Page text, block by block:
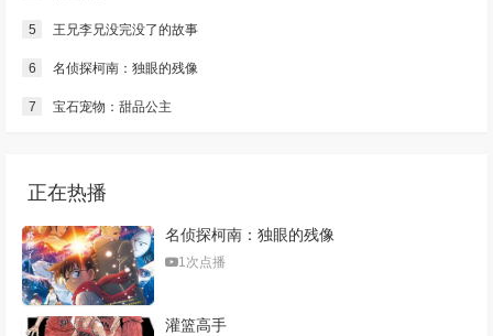
5 王兄李兄没完没了的故事
6 名侦探柯南：独眼的残像
7 宝石宠物：甜品公主
正在热播
名侦探柯南：独眼的残像
1次点播
灌篮高手